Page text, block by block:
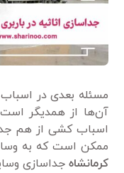
مسئله بعدی در
آن‌ها از همدیگر
اسباب کشی از هم جدا
ممکن است که به
کرمانشاه جداسازی